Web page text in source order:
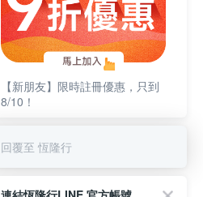
【新朋友】限時註冊優惠，只到
8/10！
回覆至 恆隆行